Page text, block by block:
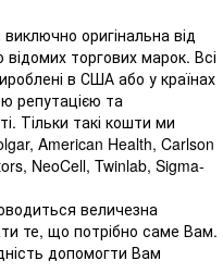
оригінальна від
відомих торгових марок. Всі
в США або у країнах
репутацією та
Тільки такі кошти ми
American Health, Carlson
NeoCell, Twinlab, Sigma-
величезна
те, що потрібно саме Вам.
допомогти Вам